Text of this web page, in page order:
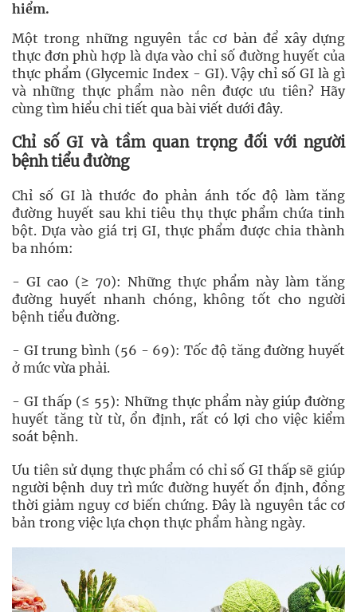
hiểm.
Một trong những nguyên tắc cơ bản để xây dựng
thực đơn phù hợp là dựa vào chỉ số đường huyết của
thực phẩm (Glycemic Index - GI). Vậy chỉ số GI là gì
và những thực phẩm nào nên được ưu tiên? Hãy
cùng tìm hiểu chi tiết qua bài viết dưới đây.
Chỉ số GI và tầm quan trọng đối với người
bệnh tiểu đường
Chỉ số GI là thước đo phản ánh tốc độ làm tăng
đường huyết sau khi tiêu thụ thực phẩm chứa tinh
bột. Dựa vào giá trị GI, thực phẩm được chia thành
ba nhóm:
- GI cao (≥ 70): Những thực phẩm này làm tăng
đường huyết nhanh chóng, không tốt cho người
bệnh tiểu đường.
- GI trung bình (56 - 69): Tốc độ tăng đường huyết
ở mức vừa phải.
- GI thấp (≤ 55): Những thực phẩm này giúp đường
huyết tăng từ từ, ổn định, rất có lợi cho việc kiểm
soát bệnh.
Ưu tiên sử dụng thực phẩm có chỉ số GI thấp sẽ giúp
người bệnh duy trì mức đường huyết ổn định, đồng
thời giảm nguy cơ biến chứng. Đây là nguyên tắc cơ
bản trong việc lựa chọn thực phẩm hàng ngày.